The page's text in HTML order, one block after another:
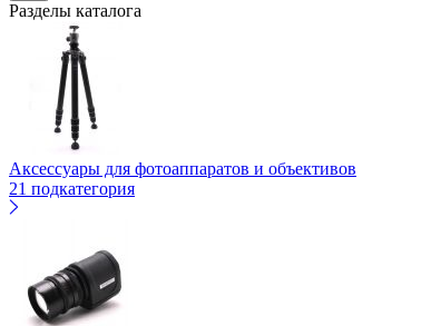
Разделы каталога
Аксессуары для фотоаппаратов и объективов
21 подкатегория